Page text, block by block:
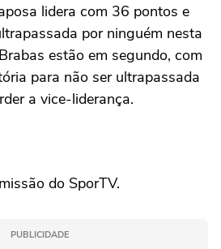
lidera com 36 pontos e
por ninguém nesta
estão em segundo, com
para não ser ultrapassada
a vice-liderança.
do SporTV.
PUBLICIDADE